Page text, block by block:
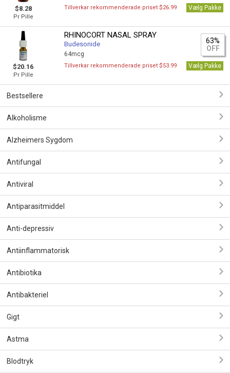
$8.28
Pr Pille
Tillverkar rekommenderade priset $26.99 Vælg Pakke
$20.16
Pr Pille
RHINOCORT NASAL SPRAY
Budesonide
64mcg
63%
OFF
Tillverkar rekommenderade priset $53.99 Vælg Pakke
Bestsellere
Alkoholisme
Alzheimers Sygdom
Antifungal
Antiviral
Antiparasitmiddel
Anti-depressiv
Antiinflammatorisk
Antibiotika
Antibakteriel
Gigt
Astma
Blodtryk